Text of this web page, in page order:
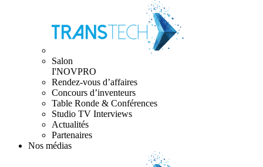
Salon
I'NOVPRO
Rendez-vous d’affaires
Concours d’inventeurs
Table Ronde & Conférences
Studio TV Interviews
Actualités
Partenaires
Nos médias